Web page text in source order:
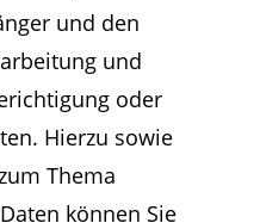
und den
und
oder
Hierzu sowie
Thema
können Sie